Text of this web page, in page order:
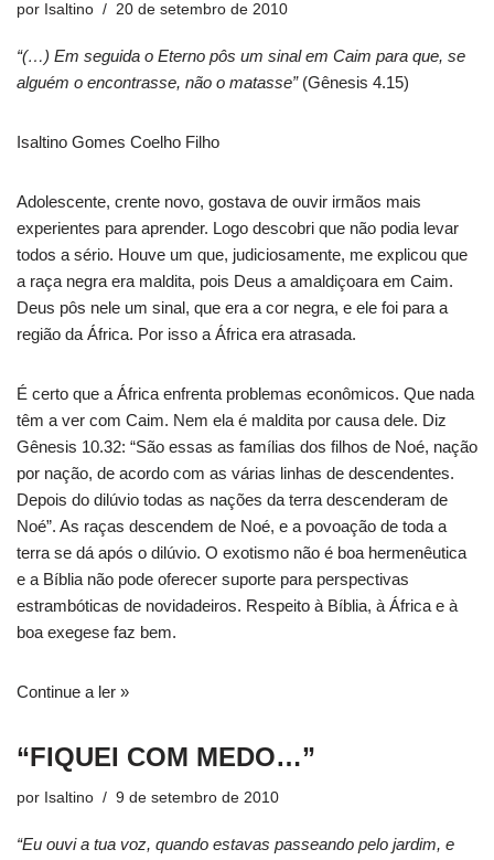
por Isaltino 20 de setembro de 2010
“(…) Em seguida o Eterno pôs um sinal em Caim para que, se
alguém o encontrasse, não o matasse” (Gênesis 4.15)
Isaltino Gomes Coelho Filho
Adolescente, crente novo, gostava de ouvir irmãos mais
experientes para aprender. Logo descobri que não podia levar
todos a sério. Houve um que, judiciosamente, me explicou que
a raça negra era maldita, pois Deus a amaldiçoara em Caim.
Deus pôs nele um sinal, que era a cor negra, e ele foi para a
região da África. Por isso a África era atrasada.
É certo que a África enfrenta problemas econômicos. Que nada
têm a ver com Caim. Nem ela é maldita por causa dele. Diz
Gênesis 10.32: “São essas as famílias dos filhos de Noé, nação
por nação, de acordo com as várias linhas de descendentes.
Depois do dilúvio todas as nações da terra descenderam de
Noé”. As raças descendem de Noé, e a povoação de toda a
terra se dá após o dilúvio. O exotismo não é boa hermenêutica
e a Bíblia não pode oferecer suporte para perspectivas
estrambóticas de novidadeiros. Respeito à Bíblia, à África e à
boa exegese faz bem.
Continue a ler »
“FIQUEI COM MEDO…”
por Isaltino 9 de setembro de 2010
“Eu ouvi a tua voz, quando estavas passeando pelo jardim, e